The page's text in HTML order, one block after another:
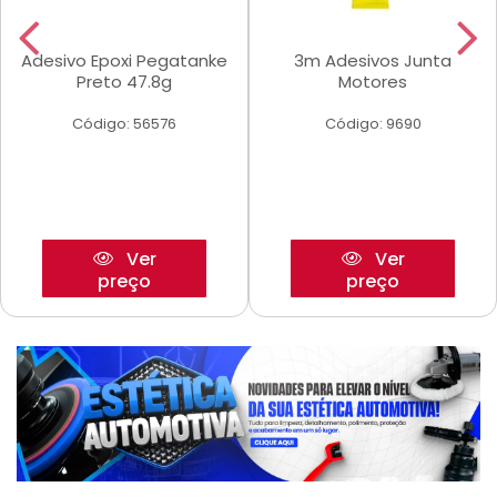
Adesivo Epoxi Pegatanke
Preto 47.8g
Código: 56576
Ver
preço
3m Adesivos Junta
Motores
Código: 9690
Ver
preço